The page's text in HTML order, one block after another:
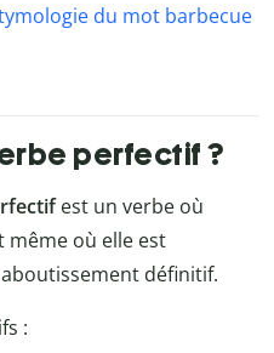
du mot barbecue
perfectif ?
est un verbe où
même où elle est
définitif.
: